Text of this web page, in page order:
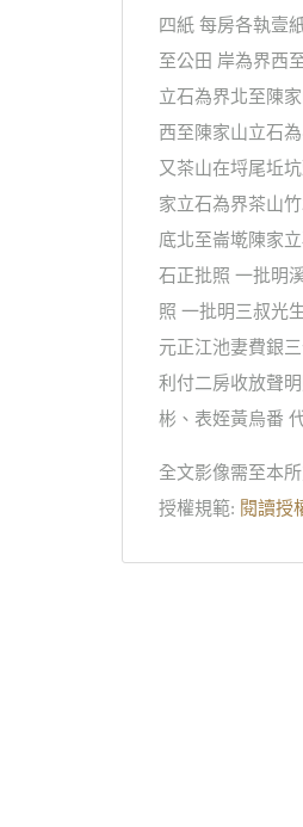
四紙 每房各執壹
至公田 岸為界西
立石為界北至陳
西至陳家山立石
又茶山在埒尾坵
家立石為界茶山
底北至崙墘陳家
石正批照 一批明
照 一批明三叔光
元正江池妻費銀
利付二房收放聲
彬、表姪黃烏番
全文影像需至本
授權規範: 閱讀授